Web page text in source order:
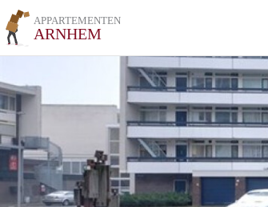
APPARTEMENTEN
ARNHEM